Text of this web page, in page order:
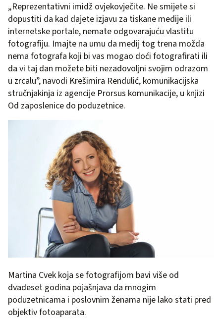
„Reprezentativni imidž ovjekovječite. Ne smijete si
dopustiti da kad dajete izjavu za tiskane medije ili
internetske portale, nemate odgovarajuću vlastitu
fotografiju. Imajte na umu da medij tog trena možda
nema fotografa koji bi vas mogao doći fotografirati ili
da vi taj dan možete biti nezadovoljni svojim odrazom
u zrcalu”, navodi Krešimira Rendulić, komunikacijska
stručnjakinja iz agencije Prorsus komunikacije, u knjizi
Od zaposlenice do poduzetnice.
Martina Cvek koja se fotografijom bavi više od
dvadeset godina pojašnjava da mnogim
poduzetnicama i poslovnim ženama nije lako stati pred
objektiv fotoaparata.